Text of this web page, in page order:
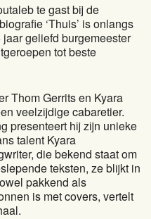
te gast bij de
‘Thuis’ is onlangs
geliefd burgemeester
tot beste
Thom Gerrits en Kyara
veelzijdige cabaretier.
presenteert hij zijn unieke
talent Kyara
die bekend staat om
teksten, ze blijkt in
pakkend als
is met covers, vertelt